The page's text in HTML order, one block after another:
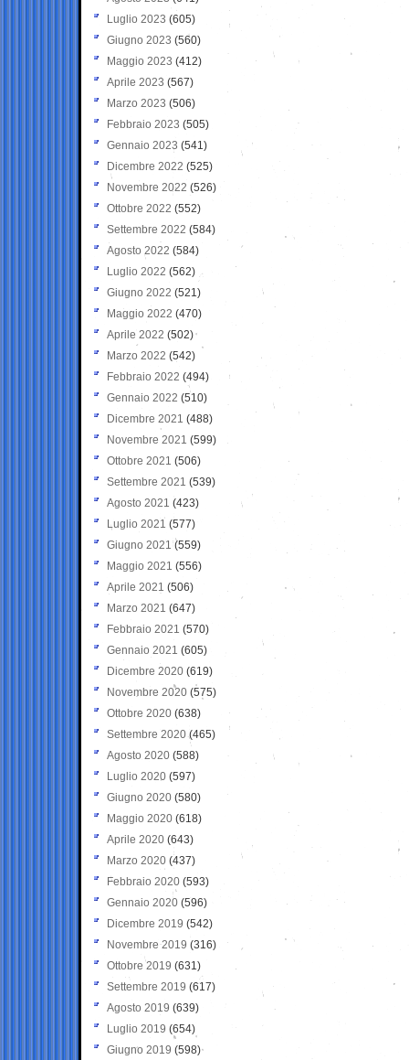
Luglio 2023 (605)
Giugno 2023 (560)
Maggio 2023 (412)
Aprile 2023 (567)
Marzo 2023 (506)
Febbraio 2023 (505)
Gennaio 2023 (541)
Dicembre 2022 (525)
Novembre 2022 (526)
Ottobre 2022 (552)
Settembre 2022 (584)
Agosto 2022 (584)
Luglio 2022 (562)
Giugno 2022 (521)
Maggio 2022 (470)
Aprile 2022 (502)
Marzo 2022 (542)
Febbraio 2022 (494)
Gennaio 2022 (510)
Dicembre 2021 (488)
Novembre 2021 (599)
Ottobre 2021 (506)
Settembre 2021 (539)
Agosto 2021 (423)
Luglio 2021 (577)
Giugno 2021(559)
Maggio 2021 (556)
Aprile 2021 (506)
Marzo 2021 (647)
Febbraio 2021 (570)
Gennaio 2021 (605)
Dicembre 2020 (619)
Novembre 2020 (575)
Ottobre 2020 (638)
Settembre 2020(465)
Agosto 2020 (588)
Luglio 2020 (597)
Giugno 2020 (580)
Maggio 2020 (618)
Aprile 2020 (643)
Marzo 2020 (437)
Febbraio 2020 (593)
Gennaio 2020 (596)
Dicembre 2019 (542)
Novembre 2019 (316)
Ottobre 2019 (631)
Settembre 2019 (617)
Agosto 2019 (639)
Luglio 2019 (654)
Giugno 2019 (598)